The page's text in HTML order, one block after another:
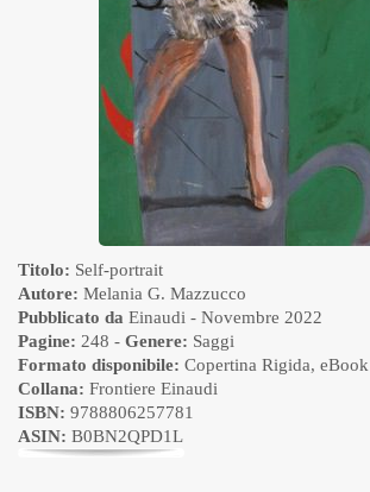
Titolo: Self-portrait
Autore: Melania G. Mazzucco
Pubblicato da Einaudi - Novembre 2022
Pagine: 248 - Genere: Saggi
Formato disponibile: Copertina Rigida, eBook
Collana: Frontiere Einaudi
ISBN: 9788806257781
ASIN: B0BN2QPD1L